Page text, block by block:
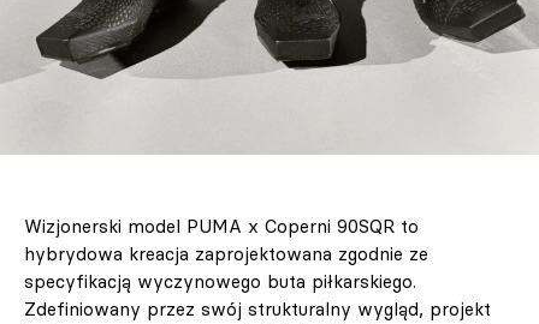
Wizjonerski model PUMA x Coperni 90SQR to
hybrydowa kreacja zaprojektowana zgodnie ze
specyfikacją wyczynowego buta piłkarskiego.
Zdefiniowany przez swój strukturalny wygląd, projekt